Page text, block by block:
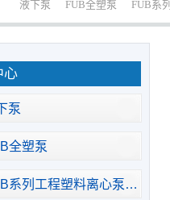
液下泵 FUB全塑泵 FUB系
心
泵
全塑泵
系列工程塑料离心泵…